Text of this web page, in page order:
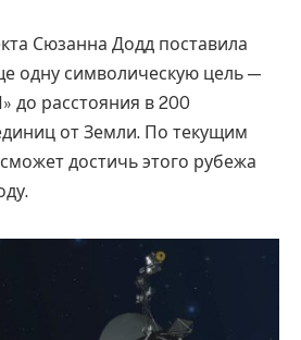
Сюзанна Додд поставила
одну символическую цель —
до расстояния в 200
от Земли. По текущим
достичь этого рубежа